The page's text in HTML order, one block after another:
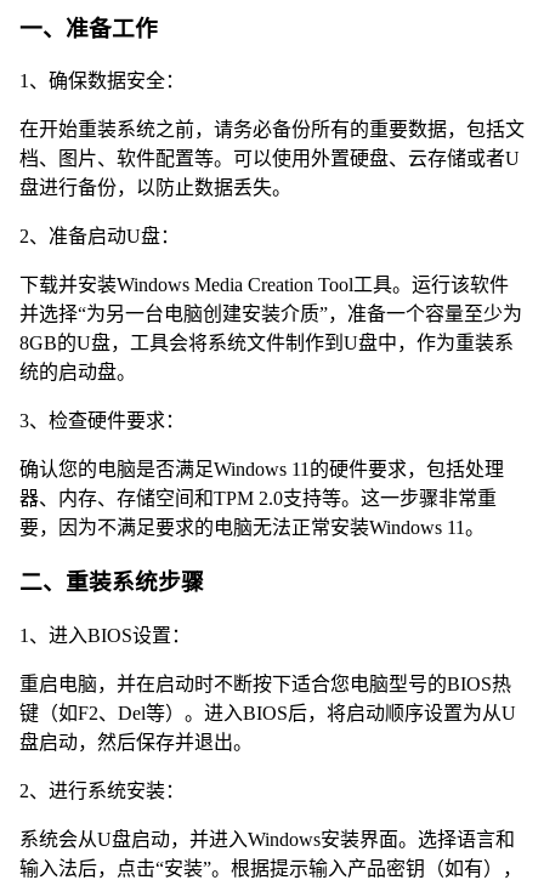
一、准备工作
1、确保数据安全：
在开始重装系统之前，请务必备份所有的重要数据，包括文
档、图片、软件配置等。可以使用外置硬盘、云存储或者U
盘进行备份，以防止数据丢失。
2、准备启动U盘：
下载并安装Windows Media Creation Tool工具。运行该软件
并选择“为另一台电脑创建安装介质”，准备一个容量至少为
8GB的U盘，工具会将系统文件制作到U盘中，作为重装系
统的启动盘。
3、检查硬件要求：
确认您的电脑是否满足Windows 11的硬件要求，包括处理
器、内存、存储空间和TPM 2.0支持等。这一步骤非常重
要，因为不满足要求的电脑无法正常安装Windows 11。
二、重装系统步骤
1、进入BIOS设置：
重启电脑，并在启动时不断按下适合您电脑型号的BIOS热
键（如F2、Del等）。进入BIOS后，将启动顺序设置为从U
盘启动，然后保存并退出。
2、进行系统安装：
系统会从U盘启动，并进入Windows安装界面。选择语言和
输入法后，点击“安装”。根据提示输入产品密钥（如有），